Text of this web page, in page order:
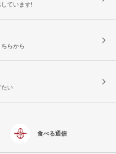
ています!
らから
たい
食べる通信